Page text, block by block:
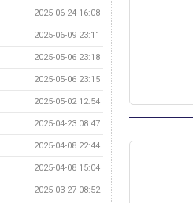
2025-06-24 16:08
2025-06-09 23:11
2025-05-06 23:18
2025-05-06 23:15
2025-05-02 12:54
2025-04-23 08:47
2025-04-08 22:44
2025-04-08 15:04
2025-03-27 08:52